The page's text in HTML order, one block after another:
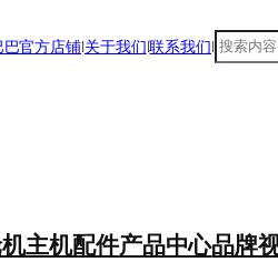
官方店铺|关于我们|联系我们| 搜
主机配件产品中心品牌